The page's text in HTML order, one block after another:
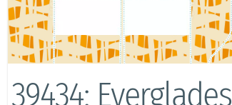
39434: Everglades